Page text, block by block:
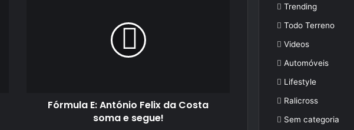
Fórmula E: António Felix da Costa
soma e segue!
Trending
Todo Terreno
Videos
Automóveis
Lifestyle
Ralicross
Sem categoria